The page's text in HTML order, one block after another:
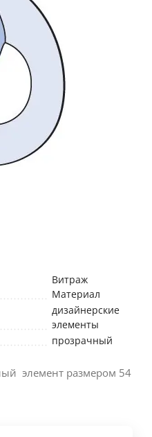
Витраж
Материал
дизайнерские
элементы
прозрачный
элемент размером 54